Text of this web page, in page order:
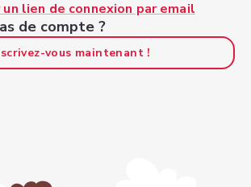
un lien de connexion par email
de compte ?
vous maintenant !